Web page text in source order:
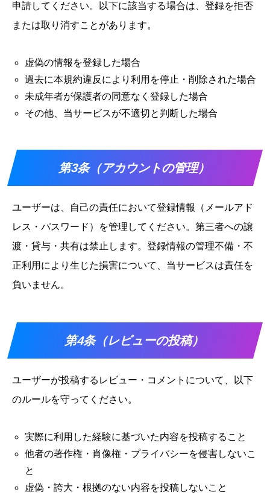
申請してください。以下に該当する場合は、登録を拒否
または取り消すことがあります。
虚偽の情報を登録した場合
過去に本規約違反により利用を停止・削除された場合
未成年者が保護者の同意なく登録した場合
その他、当サービスが不適切と判断した場合
第3条（アカウントの管理）
ユーザーは、自己の責任において登録情報（メールアド
レス・パスワード）を管理してください。第三者への譲
渡・貸与・共有は禁止します。登録情報の管理不備・不
正利用により生じた損害について、当サービスは責任を
負いません。
第4条（レビューの投稿）
ユーザーが投稿するレビュー・コメントについて、以下
のルールを守ってください。
実際に利用した経験に基づいた内容を投稿すること
他者の著作権・肖像権・プライバシーを侵害しないこ
と
虚偽・誇大・根拠のない内容を投稿しないこと